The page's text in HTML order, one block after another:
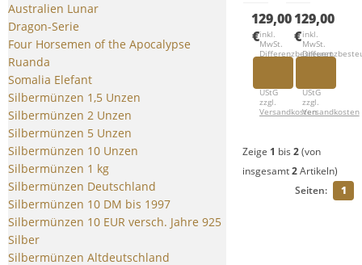
+
Zertifikat
(2009)
129,00
€inkl.
MwSt.
Differenzbesteuert
UStG
zzgl.
Versandkosten
Box
+
Zertifikat
(2010)
129,00
€inkl.
MwSt.
UStG
zzgl.
Versandkosten
Zeige 1 bis 2(von
insgesamt2Artikeln)
Seiten:
1
Australien Lunar
Dragon-Serie
Four Horsemen of the Apocalypse
Ruanda
Somalia Elefant
Silbermünzen 1,5 Unzen
Silbermünzen 2 Unzen
Silbermünzen 5 Unzen
Silbermünzen 10 Unzen
Silbermünzen 1 kg
Silbermünzen Deutschland
Silbermünzen 10 DM bis 1997
Silbermünzen 10 EUR versch. Jahre 925
Silber
Silbermünzen Altdeutschland